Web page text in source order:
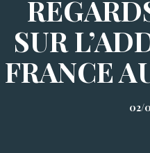
SUR
FRANCE
02/